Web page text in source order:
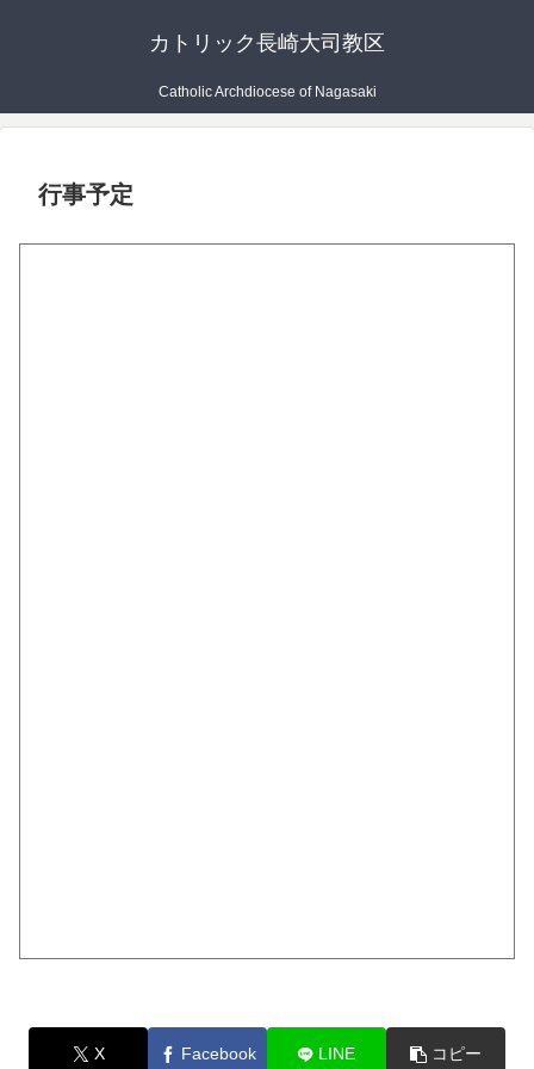
カトリック長崎大司教区
Catholic Archdiocese of Nagasaki
行事予定
X Facebook LINE コピー